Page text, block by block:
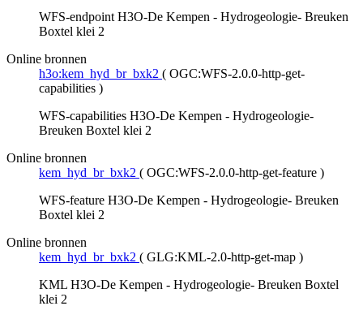
WFS-endpoint H3O-De Kempen - Hydrogeologie- Breuken
Boxtel klei 2
Online bronnen
h3o:kem_hyd_br_bxk2 ( OGC:WFS-2.0.0-http-get-
capabilities )
WFS-capabilities H3O-De Kempen - Hydrogeologie-
Breuken Boxtel klei 2
Online bronnen
kem_hyd_br_bxk2 ( OGC:WFS-2.0.0-http-get-feature )
WFS-feature H3O-De Kempen - Hydrogeologie- Breuken
Boxtel klei 2
Online bronnen
kem_hyd_br_bxk2 ( GLG:KML-2.0-http-get-map )
KML H3O-De Kempen - Hydrogeologie- Breuken Boxtel
klei 2